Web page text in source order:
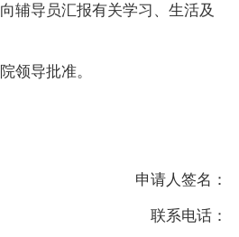
辅导员汇报有关学习、生活及
领导批准。
申请人签名：
联系电话：